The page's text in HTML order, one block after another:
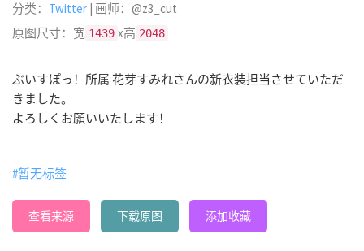
分类： Twitter | 画师：@z3_cut
原图尺寸：宽 1439 x高 2048
ぶいすぽっ！所属 花芽すみれさんの新衣装担当させていただ
きました。
よろしくお願いいたします！
#暂无标签
查看来源 下载原图 添加收藏